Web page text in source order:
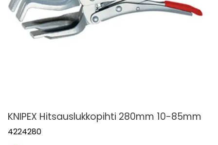
KNIPEX Hitsauslukkopihti 280mm 10-85mm
4224280